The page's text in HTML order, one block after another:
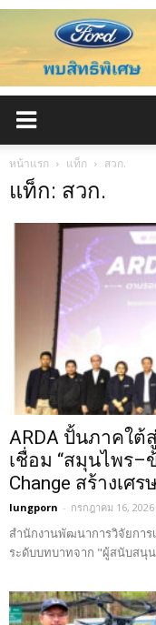
หน้าแรก แท็ก สวก.
แท็ก: สวก.
ARDA ปั้นภาคใต้
เชื่อม “สมุนไพร–
Change สร้างเศ
lungporn - กรกฎาคม 16, 2026
สำนักงานพัฒนาการวิจัยการ
ระดับบทบาทจาก "ผู้สนับสนุ